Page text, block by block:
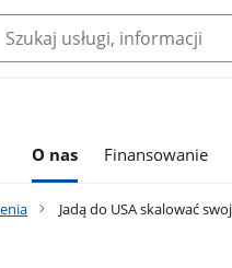
O nas Finansowanie
Jadą do USA skalować